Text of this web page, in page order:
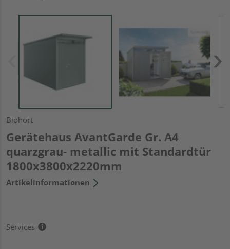
Biohort
Gerätehaus AvantGarde Gr. A4
quarzgrau- metallic mit Standardtür
1800x3800x2220mm
Artikelinformationen
Services